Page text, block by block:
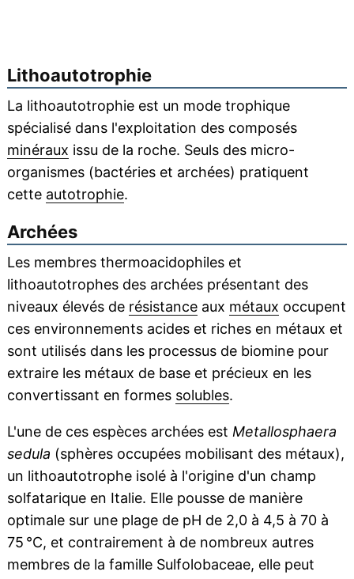
Lithoautotrophie
La lithoautotrophie est un mode trophique
spécialisé dans l'exploitation des composés
minéraux issu de la roche. Seuls des micro-
organismes (bactéries et archées) pratiquent
cette autotrophie.
Archées
Les membres thermoacidophiles et
lithoautotrophes des archées présentant des
niveaux élevés de résistanceaux métaux occupent
ces environnements acides et riches en métaux et
sont utilisés dans les processus de biomine pour
extraire les métaux de base et précieux en les
convertissant en formes solubles.
L'une de ces espèces archées est Metallosphaera
sedula (sphères occupées mobilisant des métaux),
un lithoautotrophe isolé à l'origine d'un champ
solfatarique en Italie. Elle pousse de manière
optimale sur une plage de pH de 2,0 à 4,5 à 70 à
75 °C, et contrairement à de nombreux autres
membres de la famille Sulfolobaceae, elle peut